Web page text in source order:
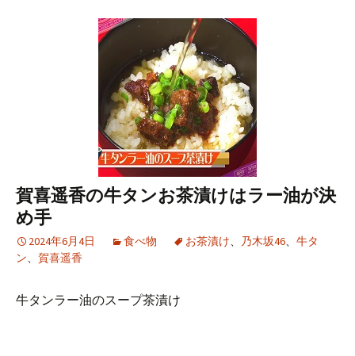
賀喜遥香の牛タンお茶漬けはラー油が決
め手
2024年6月4日 食べ物 お茶漬け、 乃木坂46、 牛タ
ン、 賀喜遥香
牛タンラー油のスープ茶漬け